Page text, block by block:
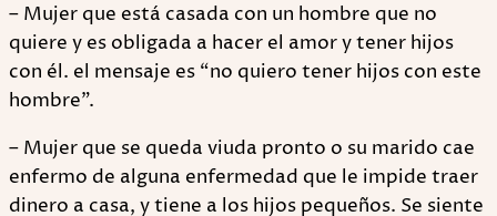
– Mujer que está casada con un hombre que no
quiere y es obligada a hacer el amor y tener hijos
con él. el mensaje es “no quiero tener hijos con este
hombre”.
– Mujer que se queda viuda pronto o su marido cae
enfermo de alguna enfermedad que le impide traer
dinero a casa, y tiene a los hijos pequeños. Se siente